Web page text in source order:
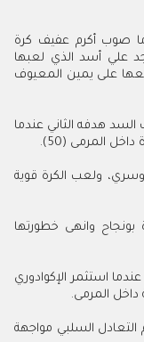
صوب أكرم عفيف كرة
علي أسد الذي لعبها
على يمين المعيوف
هدفه الثاني عندما
المرمى (50).
ولعب الكرة قوية
وانهى خطورتها
استثمر الإكوادوري
داخل المرمى.
السلبي مواجهة